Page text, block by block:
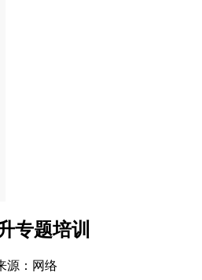
专题培训
源：网络